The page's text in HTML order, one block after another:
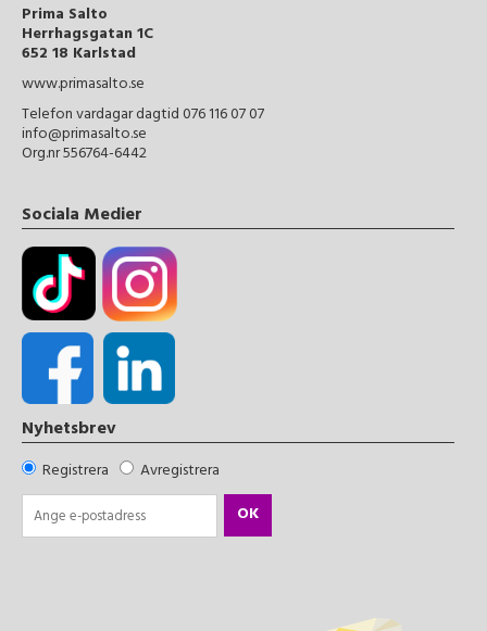
Prima Salto
Herrhagsgatan 1C
652 18 Karlstad
www.primasalto.se
Telefon vardagar dagtid 076 116 07 07
info@primasalto.se
Org.nr 556764-6442
Sociala Medier
Nyhetsbrev
Registrera
Avregistrera
OK